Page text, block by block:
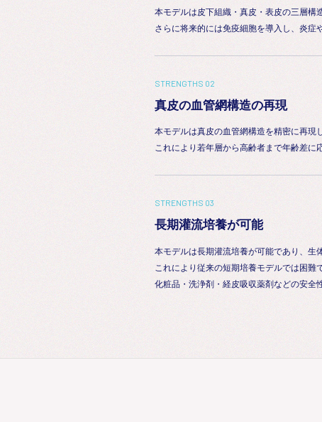
本モデルは皮下組織・真皮・表皮の三層構
さらに将来的には免疫細胞を導入し、炎症
STRENGTHS 02
真皮の血管網構造の再現
本モデルは真皮の血管網構造を精密に再現
これにより若年層から高齢者まで年齢差に
STRENGTHS 03
長期灌流培養が可能
本モデルは長期灌流培養が可能であり、生
これにより従来の短期培養モデルでは困難
化粧品・洗浄剤・経皮吸収薬剤などの安全